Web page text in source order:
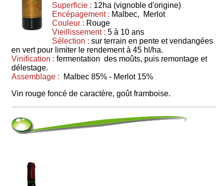
Superficie : 12ha (vignoble d'origine)
Encépagement : Malbec, Merlot
Couleur : Rouge
Vieillissement : 5 à 10 ans
Sélection : sur terrain en pente et vendangées
en vert pour limiter le rendement à 45 hl/ha.
Vinification : fermentation des moûts, puis remontage et
délestage.
Assemblage : Malbec 85% - Merlot 15%
Vin rouge foncé de caractère, goût framboise.